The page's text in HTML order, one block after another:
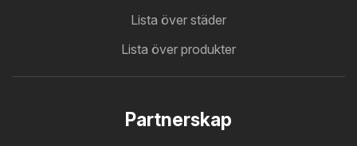
Lista över städer
Lista över produkter
Partnerskap